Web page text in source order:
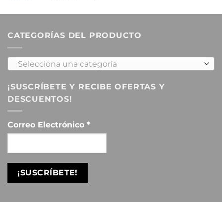
CATEGORÍAS DEL PRODUCTO
Selecciona una categoría
¡SUSCRÍBETE Y RECIBE OFERTAS Y
DESCUENTOS!
Correo Electrónico *